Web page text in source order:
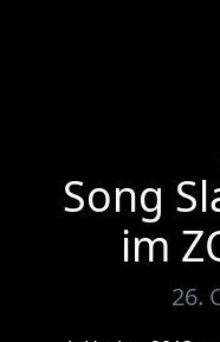
Song
im
26.